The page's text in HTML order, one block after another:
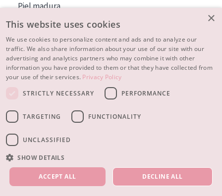
NUESTROS PRODUCTOS
Piel madura
Piel expuesta al sol
Piel menopáusica
MÁS SOBRE NOSOTROS
INSPIRACIÓN
CONTACTO
© 2023 - 2026 Diadermine
×
This website uses cookies
We use cookies to personalize content and ads and to analyze our
traffic. We also share information about your use of our site with our
advertising and analytics partners who may combine it with other
information you have provided to them or that they have collected from
your use of their services. Privacy Policy
STRICTLY NECESSARY
PERFORMANCE
TARGETING FUNCTIONALITY
UNCLASSIFIED
SHOW DETAILS
ACCEPT ALL DECLINE ALL